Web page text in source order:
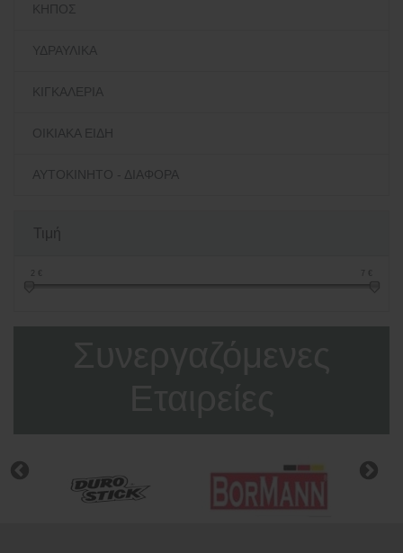
ΚΗΠΟΣ
ΥΔΡΑΥΛΙΚΑ
ΚΙΓΚΑΛΕΡΙΑ
ΟΙΚΙΑΚΑ ΕΙΔΗ
ΑΥΤΟΚΙΝΗΤΟ - ΔΙΑΦΟΡΑ
Τιμή
2